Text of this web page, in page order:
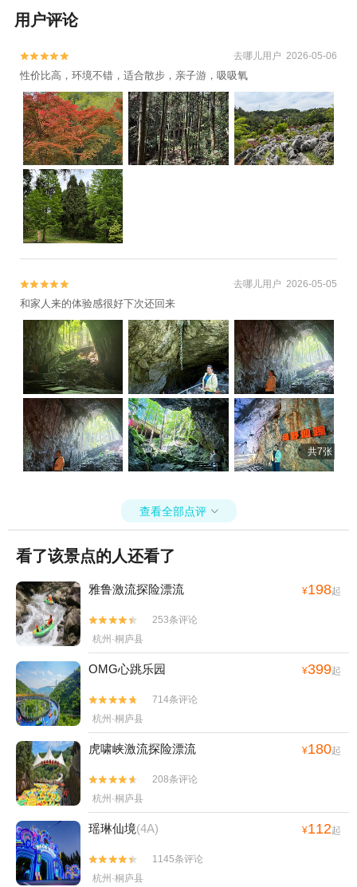
江月亮岛+千岛湖夜游+桐庐桃源谷拓展基地
+富阳奥普乐欢乐水世界+建德市康庆渔家灯
火休闲农庄+雪水岭景区+桐庐海博水世界
+桐庐漂流+杭州建德大慈岩景区恺玥真人CS
基地+新安江水世界+千岛湖泼水节+桐庐富
春绿岛+千岛湖马术公园+千岛湖品鲜渔庄
+千岛湖大厦酒店+千岛湖丽景酒店+建德皇
爵洲际大酒店+千岛湖鱼飘香+千岛湖鱼鳌食
府+桐庐鸬鹚湾+桐庐海博大酒店+天物坊陶
艺馆（富阳店）+千岛湖微公交+瑶琳国家森
林公园+富阳军乐真人CS（新沙岛基地）+富
阳军乐真人CS（野生动物世界基地）+建德
果蔬乐园+浙江富春江咕噜咕噜岛湿地公园
+千岛湖大桥+月光岛（五龙岛）+千岛湖天
迹热气球+梅峰岛+桐庐珊瑚岭乡村旅游度假
区+武圣峡漂流+千岛湖淳衢食府+千岛湖文
渊狮城度假区+桐庐剧院+千岛湖海洋馆+大
奇山疯狂森林主题乐园+建德农夫山泉生产基
地+大慈岩寺+千岛湖中心湖区休闲艇（中心
湖旅游码头）+幸福部落+江南大冰洞+千岛
湖鱼博馆+天屿山观景台+建德千岛湖直升机
低空游览+建德千岛湖通用机场+山湾湾激流
探险+千岛湖睦剧专场+杭州生仙里国际滑雪
场+金家山滑翔伞基地+雪山激流回旋漂流
+千岛湖龙晨水搏乐园+建德富春俱舍+千岛
场)+新安江景区《江清月近人》实景演艺+千
岛湖天翔动力滑翔伞+建德航空小镇+梦幻千
岛湖·时光隧道+桐庐生仙里风景区+桐庐萝卜
洲飞行营地+五彩富阳景秀航空飞行营地+富
阳滑雪游乐园+天溪谷景区+富春江夜游+鹤
彩乐园+驼峰建德千岛湖跳伞基地+富阳龙鳞
坝景区+千岛湖植物园+桐庐魏丰水上乐园
+千岛湖骑野骑行公园+千岛湖啤酒小镇+千
岛湖西南湖区+富阳沸腾坝景区+富阳水上乐
园+富阳城市森林公园+新安江+梦幻新安江
夜游码头+桐庐山湾湾激流探险漂流+浙江省
杭州市淳安县秀湖路千岛湖啤酒小镇西南侧
约600米-已下线+千岛湖灯塔+秀水街+富阳万
达游乐场+新安江+千岛湖啤酒温泉+千岛湖
中心湖区明豪水上乐园1日游
湖+大明山景区+瑶琳仙境+临安城遗址+杭州
+清河坊街+浙江大学+花港观鱼公园+断桥残
雪+三潭印月+花港观鱼+南屏晚钟+柳浪闻莺
+灵隐飞来峰景区+塘栖古镇+天子地山野乐
园+杭州鼓楼+良渚古城遗址公园+京杭大运
河杭州景区+《西湖之夜》演出+九溪十八涧
+西溪3D奇幻艺术馆+天目山月亮湾漂流+杭
州博物馆+西湖音乐喷泉+太子湾公园+西湖
天地+西溪国家湿地公园+大明山万松岭滑雪
场+七里扬帆+杭州花圃+浙西三峡+杭州体育
馆+浙西大草原+杭州酒家+杭州剧院+钱王祠
+西溪草堂+临安碧雪湖山庄+临安碧雪湖真
明山大自然农家乐+天目山野味馆+天目山上
海之家+杭州大剧院+西溪湿地印象摇橹船
+龙井茶室+西溪庄园+瑶琳国家森林公园+猎
鹰CS野战（西溪湿地）+临安水源水上乐园
+杭州图书馆+西湖文化广场+纳米租车（杭
州）+西湖游船+临安火星兔+大奇山疯狂森
林主题乐园+西溪天堂商业街+天目山大树王
景区+花港公园+西湖天下景+杭州湘湖游船
+灵隐寺+宝石山造像+临安天目花海+三潭印
月花港观鱼码头+杭州宋城+西溪湿地洪园
庄+杭州西溪喜来登度假大酒店+杭州兰里景
区+杭州X秀+西溪空中揽胜氦气球+杭州长乔
吉泡泡乐园+良渚博物院+青芝坞+浙江省人
民大会堂+浙江大学之江校区+西溪森林温泉
州西溪海狮主题乐园+严州古城景区+杭州长
乔亲子乐园+杭州乐活岛+西湖外事游船
+OMG心跳乐园+浙江美术馆+三渡鹿营户外
营地+浙江省科技馆+飞来峰+大奇山魔幻乐
园+良渚古城遗址水利系统老虎岭遗址+西溪
艺得美术馆+杭州灵山景区+灵隐飞来峰-凉亭
+西湖龙井茶+雷峰塔藕香居+西溪城市文化
公园+浙江西湖美术馆+西湖龙井山园+临安
十门峡雪域谷温泉+浙江省非物质文化遗产馆
+钱王陵园+飞来峰造像+西天目山风景区+西
溪湿地董湾+叙宴(杭州滨江店)+三渡山地运
动公园+马岭天观+上海 · 黑秀（hey show）
丨小黑互动脱口秀+桐庐天子地景区度假村
+宫宴+天子地山野乐园-天空之镜1日游
用户评论

 去哪儿用户 2026-05-06
性价比高，环境不错，适合散步，亲子游，吸吸氧

 去哪儿用户 2026-05-05
和家人来的体验感很好下次还回来
共7张
查看全部点评 
看了该景点的人还看了
雅鲁激流探险漂流 ¥198起


253条评论
杭州·桐庐县
OMG心跳乐园 ¥399起


714条评论
杭州·桐庐县
虎啸峡激流探险漂流 ¥180起


208条评论
杭州·桐庐县
瑶琳仙境(4A) ¥112起


1145条评论
杭州·桐庐县